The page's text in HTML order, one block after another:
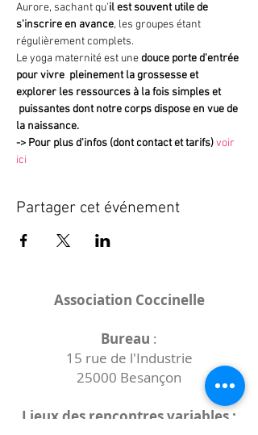
Aurore, sachant qu'il est souvent utile de
s'inscrire en avance, les groupes étant
régulièrement complets.
Le yoga maternité est une douce porte d'entrée
pour vivre  pleinement la grossesse et
explorer les ressources à la fois simples et
puissantes dont notre corps dispose en vue de
la naissance.
-> Pour plus d'infos (dont contact et tarifs)voir
ici
Partager cet événement
Association Coccinelle
Bureau :
15 rue de l'Industrie
25000 Besançon
Lieux des rencontres variables :